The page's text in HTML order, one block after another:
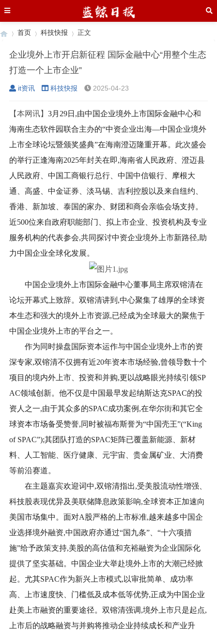
›
首页 科技快报
›
正文
企业境外上市开启新征程 国际金融中心“用整个生态
打造一个上市企业”
it资讯 科技快报 2025-04-23
【本网讯】3月29日,由中国企业境外上市国际金融中心和
海南生态软件园联合主办的“中资企业出海—中国企业境外
上市全球论坛暨颁奖盛典”在海南澄迈隆重开幕。此次盛会
的举行正逢海南2025年封关在即,海南省人民政府、澄迈县
人民政府、中国工商银行总行、中国中信银行、摩根大
通、高盛、中金证券、淡马锡、吉利控股以及来自纽约、
香港、新加坡、泰国的家办、财团和商会亲临会场支持。
近500位来自政府职能部门、拟上市企业、投资机构及专业
服务机构的代表参会,共同探讨中资企业境外上市新路径,助
力中国企业全球化发展。
中国企业境外上市国际金融中心董事局主席双镕清在
论坛开幕式上致辞。双镕清讲到,中心聚集了雄厚的全球资
本生态和强大的境外上市资源,已经成为全球最大的聚焦于
中国企业境外上市的平台之一。
作为同时操盘国际资本运作与中国企业境外上市的资
深专家,双镕清不仅拥有近20年资本市场经验,曾领导数十个
项目的境内外上市、投资和并购,更以战略眼光持续引领SP
AC领域创新。他不仅是中国最早发起纳斯达克SPAC的投
资人之一,由于其众多的SPAC成功案例,在华尔街和其它全
球资本市场备受赞誉,同时被福布斯誉为“中国壳王”(“King
of SPAC”);其团队打造的SPAC矩阵已覆盖新能源、新材
料、人工智能、医疗健康、元宇宙、贵金属矿业、大消费
等前沿赛道。
在主题嘉宾欢迎词中,双镕清指出,受美股流动性增强、
科技股表现优异及美联储降息政策影响,全球资本正加速向
美国市场集中。面对A股严格的上市标准,越来越多中国企
业选择境外融资,中国政府亦通过“国九条”、“十六项措
施”给予政策支持,美股的高估值和充裕融资为企业国际化
提供了坚实基础。中国企业大举赴境外上市的大潮已经掀
起。尤其SPAC作为新兴上市模式,以审批简单、成功率
高、上市速度快、门槛低及成本低等优势,正成为中国企业
赴美上市融资的重要途径。双镕清强调,境外上市只是起点,
上市后的战略融资与并购将推动企业持续成长和产业升